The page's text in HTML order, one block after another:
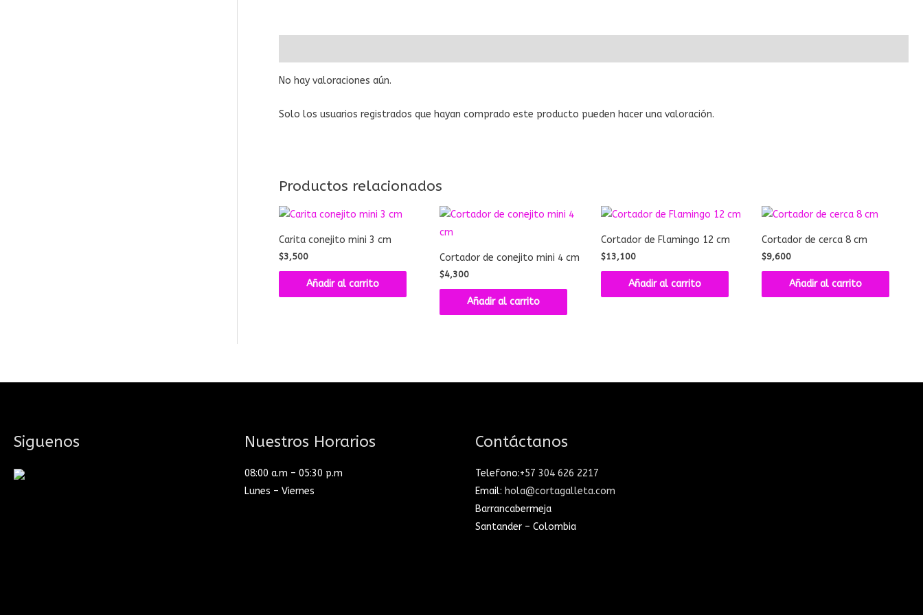
No hay valoraciones aún.
Solo los usuarios registrados que hayan comprado este producto pueden hacer una valoración.
Productos relacionados
Carita conejito mini 3 cm
$3,500
Añadir al carrito
Cortador de conejito mini 4 cm
$4,300
Añadir al carrito
Cortador de Flamingo 12 cm
$13,100
Añadir al carrito
Cortador de cerca 8 cm
$9,600
Añadir al carrito
Siguenos Nuestros Horarios
08:00 a.m – 05:30 p.m
Lunes – Viernes
Contáctanos
Telefono:+57 304 626 2217
Email: hola@cortagalleta.com
Barrancabermeja
Santander – Colombia